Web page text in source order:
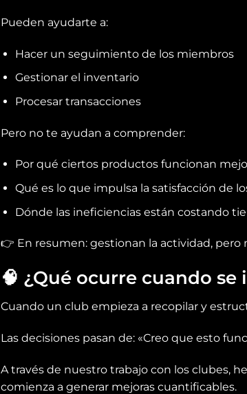
Pueden ayudarte a:
Hacer un seguimiento de los miembros
Gestionar el inventario
Procesar transacciones
Pero no te ayudan a comprender:
Por qué ciertos productos funcionan
Qué es lo que impulsa la satisfacción de
Dónde las ineficiencias están costando
👉 En resumen: gestionan la actividad, pero
🧠 ¿Qué ocurre cuando
Cuando un club empieza a recopilar y
Las decisiones pasan de: «Creo que esto
A través de nuestro trabajo con los clubes,
comienza a generar mejoras cuantificables.